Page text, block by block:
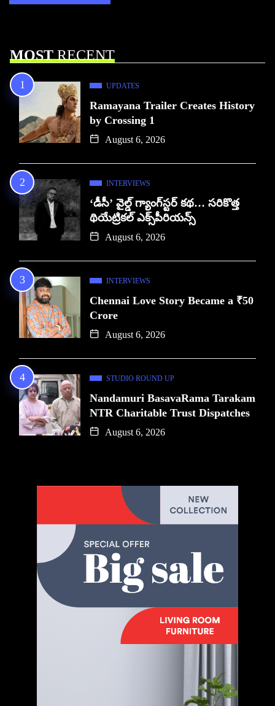
MOSTRECENT
UPDATES
Ramayana Trailer Creates History
by Crossing 1
August 6, 2026
INTERVIEWS
‘డీసీ’ వైల్డ్ గ్యాంగ్‌స్టర్ కథ… సరికొత్త
థియేట్రికల్ ఎక్స్‌పీరియన్స్
August 6, 2026
INTERVIEWS
Chennai Love Story Became a ₹50
Crore
August 6, 2026
STUDIO ROUND UP
Nandamuri BasavaRama Tarakam
NTR Charitable Trust Dispatches
August 6, 2026